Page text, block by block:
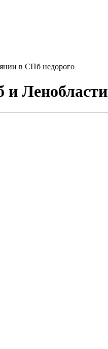
в СПб недорого
и Ленобласти